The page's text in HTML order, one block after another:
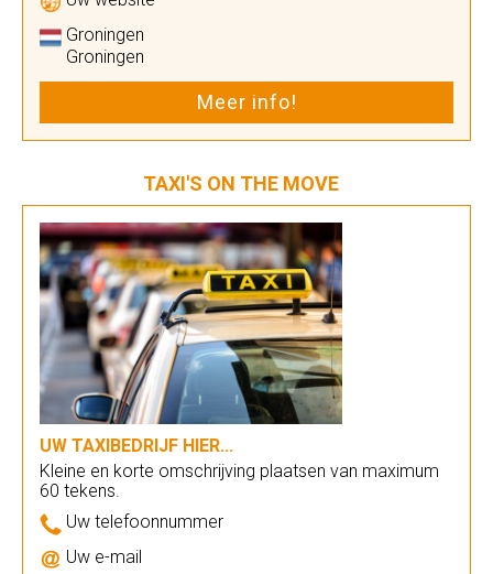
Groningen
Groningen
Meer info!
TAXI'S ON THE MOVE
UW TAXIBEDRIJF HIER...
Kleine en korte omschrijving plaatsen van maximum
60 tekens.
Uw telefoonnummer
Uw e-mail